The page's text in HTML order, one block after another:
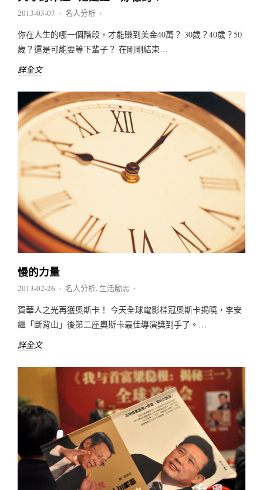
2013-03-07 ♦ 名人分析 ♦
你在人生的哪一個階段，才能賺到美金40萬？ 30歲？40歲？50
歲？還是可能要等下輩子？ 在剛剛結束…
詳全文
慢的力量
2013-02-26 ♦ 名人分析, 生活勵志 ♦
賀華人之光再獲奧斯卡！ 今天全球電影桂冠奧斯卡揭曉，李安
繼「斷背山」後第二座奧斯卡最佳導演獎到手了。…
詳全文